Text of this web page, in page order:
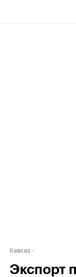
Кавказ
Экспорт